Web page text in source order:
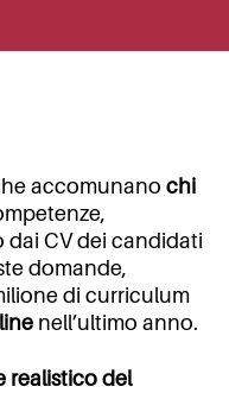
accomunano chi
dai CV dei candidati
domande,
di curriculum
nell’ultimo anno.
realistico del